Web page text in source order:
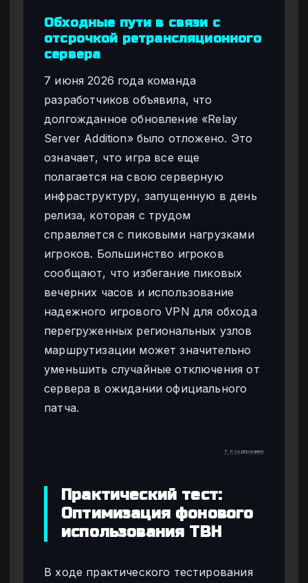
Обходные пути в связи с
отсрочкой ретрансляционного
сервера
7 июня 2026 года команда
разработчиков объявила, что
долгожданное обновление «Relay
Server Addition» было отложено. Это
означает, что игра все еще
полагается на свою серверную
инфраструктуру, запущенную в день
релиза, которая с трудом
справляется с пиковыми нагрузками
игроков. Большинство игроков
сообщают, что избегание пиковых
вечерних часов и использование
надежного игрового VPN для обхода
перегруженных региональных узлов
маршрутизации может значительно
уменьшить случайные отключения от
сервера в ожидании официального
патча.
↑ К содержанию
Практический тест:
Оптимизация фонового
использования TBH
В ходе практического тестирования